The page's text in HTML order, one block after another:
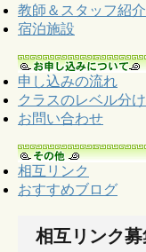
教師＆スタッフ紹介
宿泊施設
申し込みの流れ
クラスのレベル分け
お問い合わせ
相互リンク
おすすめブログ
相互リンク募